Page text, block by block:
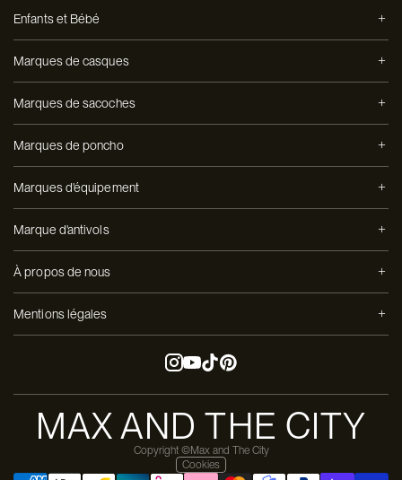
Payer en 3 versements avec
Enfants et Bébé
Marques de casques
Marques de sacoches
Marques de poncho
Marques d'équipement
Marque d'antivols
À propos de nous
Mentions légales
MAX AND THE CITY
Copyright ©Max and The City
Cookies